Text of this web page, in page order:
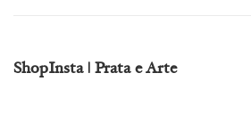
ShopInsta | Prata e Arte